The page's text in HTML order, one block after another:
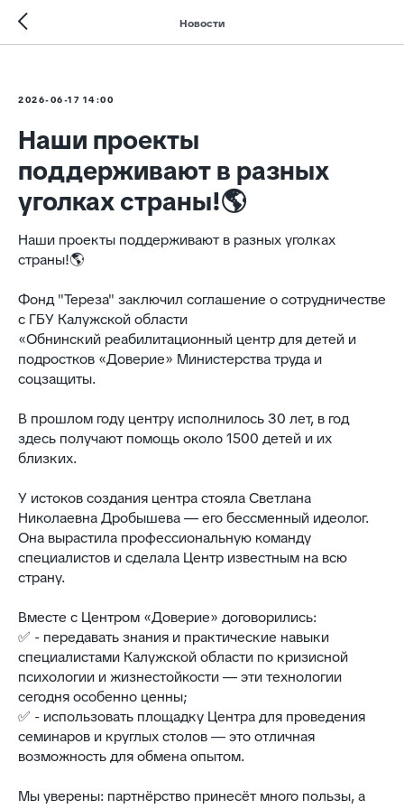
Новости
2026-06-17 14:00
Наши проекты
поддерживают в разных
уголках страны!🌎
Наши проекты поддерживают в разных уголках
страны!🌎
Фонд "Тереза" заключил соглашение о сотрудничестве
с ГБУ Калужской области
«Обнинский реабилитационный центр для детей и
подростков «Доверие» Министерства труда и
соцзащиты.
В прошлом году центру исполнилось 30 лет, в год
здесь получают помощь около 1500 детей и их
близких.
У истоков создания центра стояла Светлана
Николаевна Дробышева — его бессменный идеолог.
Она вырастила профессиональную команду
специалистов и сделала Центр известным на всю
страну.
Вместе с Центром «Доверие» договорились:
✅ - передавать знания и практические навыки
специалистами Калужской области по кризисной
психологии и жизнестойкости — эти технологии
сегодня особенно ценны;
✅ - использовать площадку Центра для проведения
семинаров и круглых столов — это отличная
возможность для обмена опытом.
Мы уверены: партнёрство принесёт много пользы, а